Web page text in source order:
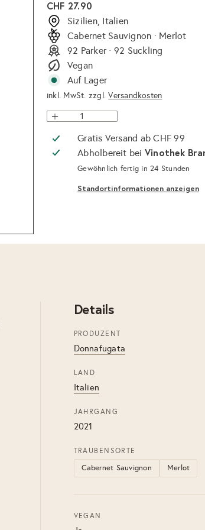
Normaler
Preis
CHF 27.90
Sizilien, Italien
Cabernet Sauvignon · Merlot
92 Parker · 92 Suckling
Vegan
Auf Lager
inkl. MwSt. zzgl.Versandkosten
Gratis Versand ab CHF 99
Abholbereit bei Vinothek
Gewöhnlich fertig in 24 Stunden
Standortinformationen anzeigen
Details
PRODUZENT
Donnafugata
LAND
Italien
JAHRGANG
2021
TRAUBENSORTE
Cabernet Sauvignon Merlot
VEGAN